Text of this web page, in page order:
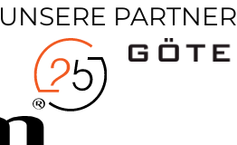
UNSERE PARTNER